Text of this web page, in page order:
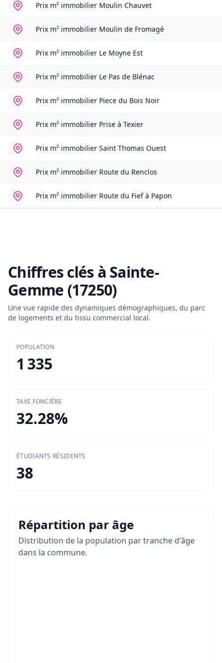
Prix m² immobilier Moulin Chauvet
Prix m² immobilier Moulin de Fromagé
Prix m² immobilier Le Moyne Est
Prix m² immobilier Le Pas de Blénac
Prix m² immobilier Piece du Bois Noir
Prix m² immobilier Prise à Texier
Prix m² immobilier Saint Thomas Ouest
Prix m² immobilier Route du Renclos
Prix m² immobilier Route du Fief à Papon
Chiffres clés à Sainte-
Gemme (17250)
Une vue rapide des dynamiques démographiques, du parc
de logements et du tissu commercial local.
POPULATION
1 335
TAXE FONCIÈRE
32.28%
ÉTUDIANTS RÉSIDENTS
38
Répartition par âge
Distribution de la population par tranche d'âge
dans la commune.